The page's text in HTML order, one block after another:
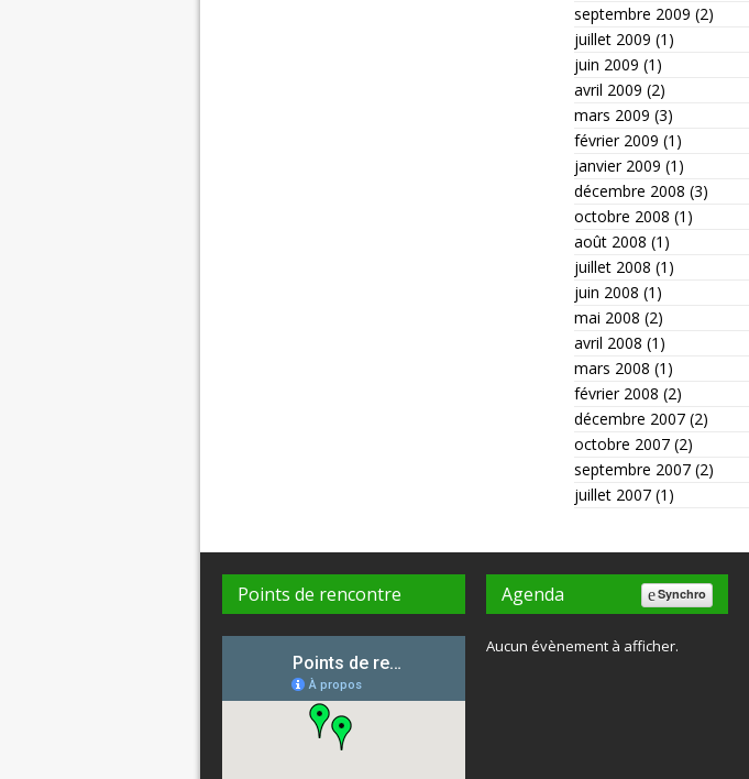
septembre 2009 (2)
juillet 2009 (1)
juin 2009 (1)
avril 2009 (2)
mars 2009 (3)
février 2009 (1)
janvier 2009 (1)
décembre 2008 (3)
octobre 2008 (1)
août 2008 (1)
juillet 2008 (1)
juin 2008 (1)
mai 2008 (2)
avril 2008 (1)
mars 2008 (1)
février 2008 (2)
décembre 2007(2)
octobre 2007(2)
septembre 2007(2)
juillet 2007(1)
Points de rencontre Agenda Synchro
Aucun évènement à afficher.